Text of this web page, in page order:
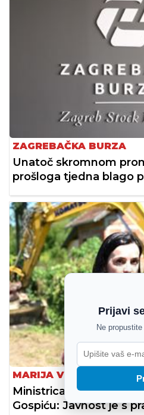
ZAGREBAČKA BURZA
Unatoč skromnom
prošloga tjedna blago
MARIJA VUČKOVIĆ
Ministrica o tisućama
Gospiću: Javnost je s
Prijavi
Ne